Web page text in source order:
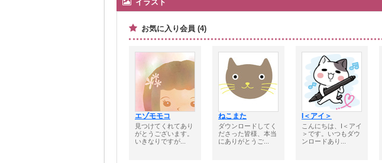
イラスト
お気に入り会員 (4)
エゾモモコ
見つけてくれてあり
がとうございます。
いきなりですが...
ねこまた
ダウンロードしてく
ださった皆様、本当
にありがとうご...
I＜アイ＞
こんにちは、I＜アイ
＞です。いつもダウ
ンロードあり...